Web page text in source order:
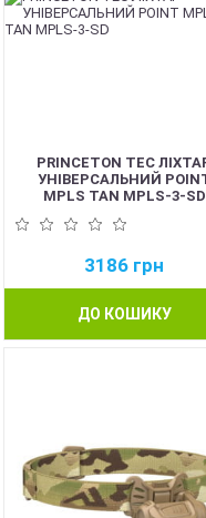
PRINCETON TEC
УНІВЕРСАЛЬНИЙ
MPLS TAN MPLS-3-SD
3186 грн
ДО КОШИКУ